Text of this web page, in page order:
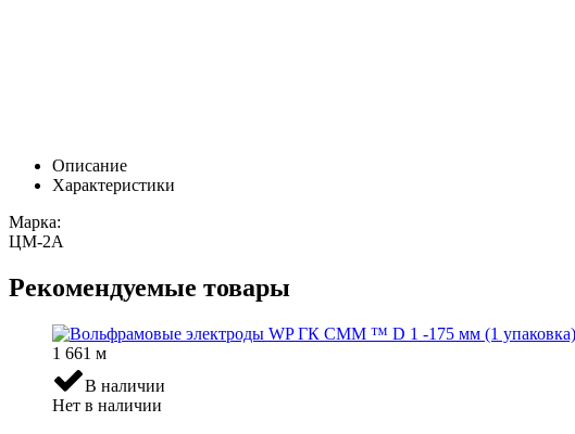
Описание
Характеристики
Марка:
ЦМ-2А
Рекомендуемые товары
1 661 м
В наличии
Нет в наличии